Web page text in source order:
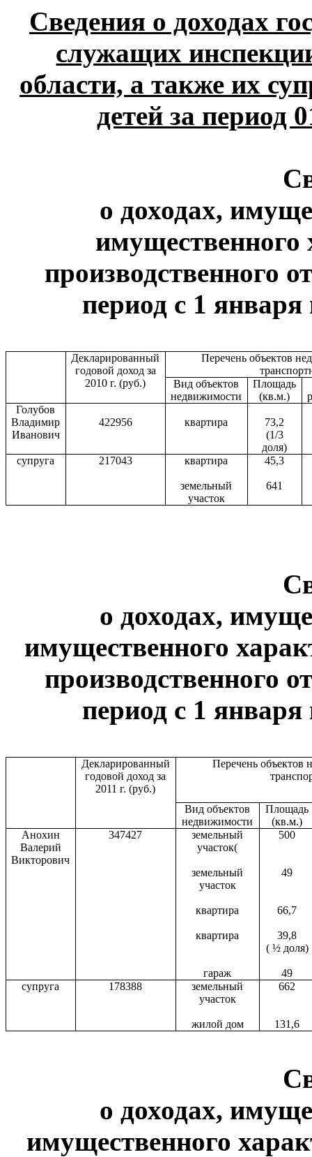
Сведения о доходах
служащих
области, а также их
детей за период
о доходах,
имущественного
производственного
период с 1 января
Декларированный
годовой доход за
2010 г. (руб.)
Перечень объектов
Вид объектов
недвижимости
Площадь
(кв.м.)
Голубов
Владимир
Иванович
422956 квартира
73,2
(1/3
доля)
супруга
217043 квартира
земельный
участок
45,3
641
о доходах,
имущественного
производственного
период с 1 января
Декларированный
годовой доход за
2011 г. (руб.)
Перечень объектов
Вид объектов
недвижимости
Площадь
(кв.м.)
Анохин
Валерий
Викторович
347427
земельный
участок(
земельный
участок
квартира
квартира
гараж
500
49
66,7
39,8
( ½ доля)
49
супруга
178388
земельный
участок
жилой дом
662
131,6
о доходах,
имущественного